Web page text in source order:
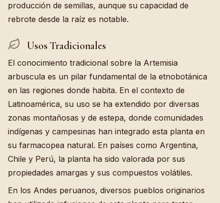
producción de semillas, aunque su capacidad de
rebrote desde la raíz es notable.
Usos Tradicionales
El conocimiento tradicional sobre la Artemisia
arbuscula es un pilar fundamental de la etnobotánica
en las regiones donde habita. En el contexto de
Latinoamérica, su uso se ha extendido por diversas
zonas montañosas y de estepa, donde comunidades
indígenas y campesinas han integrado esta planta en
su farmacopea natural. En países como Argentina,
Chile y Perú, la planta ha sido valorada por sus
propiedades amargas y sus compuestos volátiles.
En los Andes peruanos, diversos pueblos originarios